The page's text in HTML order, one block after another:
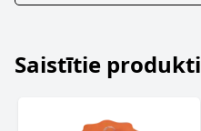
Saistītie produkti